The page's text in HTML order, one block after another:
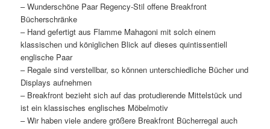
– Wunderschöne Paar Regency-Stil offene Breakfront
Bücherschränke
– Hand gefertigt aus Flamme Mahagoni mit solch einem
klassischen und königlichen Blick auf dieses quintissentiell
englische Paar
– Regale sind verstellbar, so können unterschiedliche Bücher und
Displays aufnehmen
– Breakfront bezieht sich auf das protudierende Mittelstück und
ist ein klassisches englisches Möbelmotiv
– Wir haben viele andere größere Breakfront Bücherregal auch